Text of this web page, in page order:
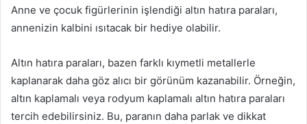
Anne ve çocuk figürlerinin işlendiği altın hatıra paraları,
annenizin kalbini ısıtacak bir hediye olabilir.
Altın hatıra paraları, bazen farklı kıymetli metallerle
kaplanarak daha göz alıcı bir görünüm kazanabilir. Örneğin,
altın kaplamalı veya rodyum kaplamalı altın hatıra paraları
tercih edebilirsiniz. Bu, paranın daha parlak ve dikkat